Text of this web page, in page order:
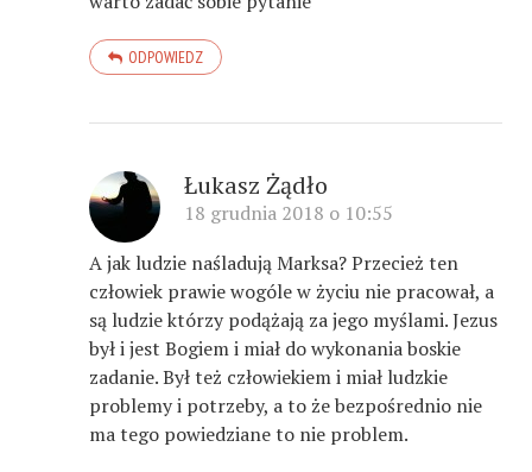
ODPOWIEDZ
Łukasz Żądło
18 grudnia 2018 o 10:55
A jak ludzie naśladują Marksa? Przecież ten
człowiek prawie wogóle w życiu nie pracował, a
są ludzie którzy podążają za jego myślami. Jezus
był i jest Bogiem i miał do wykonania boskie
zadanie. Był też człowiekiem i miał ludzkie
problemy i potrzeby, a to że bezpośrednio nie
ma tego powiedziane to nie problem.